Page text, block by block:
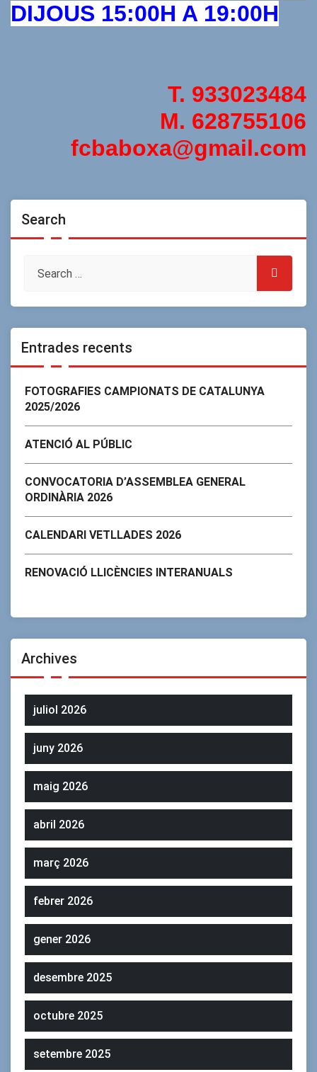
DIJOUS 15:00H A 19:00H
T. 933023484
M. 628755106
fcbaboxa@gmail.com
Search
Entrades recents
FOTOGRAFIES CAMPIONATS DE CATALUNYA
2025/2026
ATENCIÓ AL PÚBLIC
CONVOCATORIA D’ASSEMBLEA GENERAL
ORDINÀRIA 2026
CALENDARI VETLLADES 2026
RENOVACIÓ LLICÈNCIES INTERANUALS
Archives
juliol 2026
juny 2026
maig 2026
abril 2026
març 2026
febrer 2026
gener 2026
desembre 2025
octubre 2025
setembre 2025